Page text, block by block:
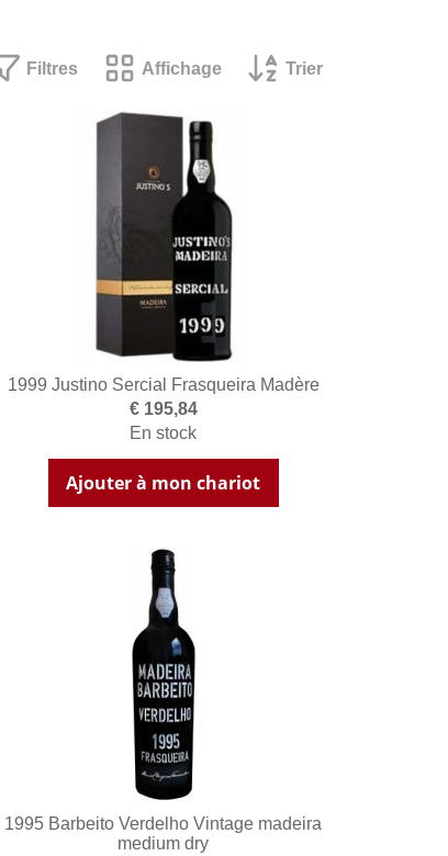
Filtres Affichage Trier
1999 Justino Sercial Frasqueira Madère
€ 195,84
En stock
Ajouter à mon chariot
1995 Barbeito Verdelho Vintage madeira
medium dry